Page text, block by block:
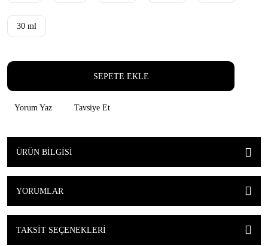
30 ml
SEPETE EKLE
Yorum Yaz Tavsiye Et
ÜRÜN BILGISI
YORUMLAR
TAKSIT SEÇENEKLERI